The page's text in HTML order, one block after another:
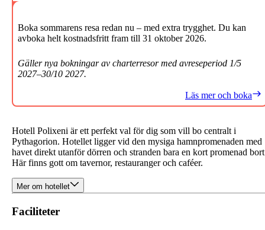
Hotell Polixeni är ett perfekt val för dig som vill bo centralt i
Pythagorion. Hotellet ligger vid den mysiga hamnpromenaden med
havet direkt utanför dörren och stranden bara en kort promenad
Här finns gott om tavernor, restauranger och caféer.
Mer om hotellet
Faciliteter
Boka sommarens resa redan nu – med extra trygghet. Du kan
avboka helt kostnadsfritt fram till 31 oktober 2026.
Gäller nya bokningar av charterresor med avreseperiod 1/5
2027–30/10 2027.
Läs mer och boka